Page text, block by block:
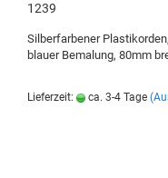
1239
Silberfarbener
blauer Bemalung, 80mm
Lieferzeit: ca. 3-4 Tage